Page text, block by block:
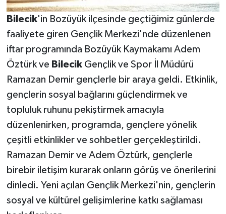
Bilecik'in Bozüyük ilçesinde geçtiğimiz günlerde
faaliyete giren Gençlik Merkezi'nde düzenlenen
iftar programında Bozüyük Kaymakamı Adem
Öztürk ve BilecikGençlik ve Spor İl Müdürü
Ramazan Demir gençlerle bir araya geldi. Etkinlik,
gençlerin sosyal bağlarını güçlendirmek ve
topluluk ruhunu pekiştirmek amacıyla
düzenlenirken, programda, gençlere yönelik
çeşitli etkinlikler ve sohbetler gerçekleştirildi.
Ramazan Demir ve Adem Öztürk, gençlerle
birebir iletişim kurarak onların görüş ve önerilerini
dinledi. Yeni açılan Gençlik Merkezi'nin, gençlerin
sosyal ve kültürel gelişimlerine katkı sağlaması